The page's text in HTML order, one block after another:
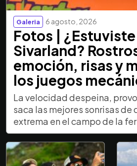
Galeria 6 agosto, 2026
Fotos | ¿Estuviste
Sivarland?
emoción, risas y
los juegos
La velocidad despeina,
saca las mejores sonrisas de
extrema en el campo de la